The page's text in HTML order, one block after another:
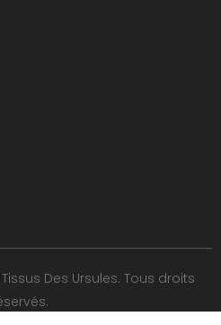
Des Ursules. Tous droits